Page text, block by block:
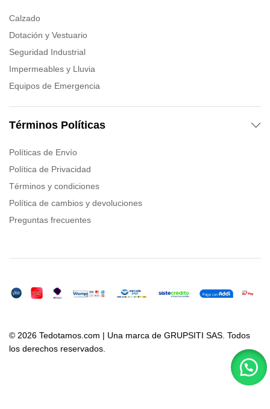
Calzado
Dotación y Vestuario
Seguridad Industrial
Impermeables y Lluvia
Equipos de Emergencia
Términos Políticas
Políticas de Envío
Política de Privacidad
Términos y condiciones
Política de cambios y devoluciones
Preguntas frecuentes
© 2026 Tedotamos.com | Una marca de GRUPSITI SAS. Todos
los derechos reservados.